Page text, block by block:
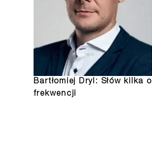
Bartłomiej Dryl: Słów kilka o
frekwencji